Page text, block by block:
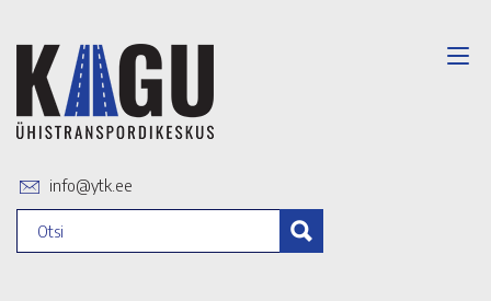
info@ytk.ee